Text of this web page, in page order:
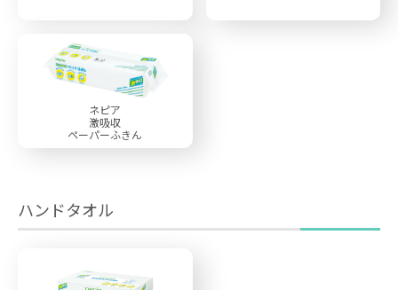
ネピア
激吸収
ペーパーふきん
ハンドタオル